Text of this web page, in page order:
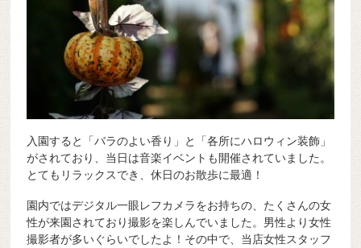
入園すると「バラのよい香り」と「各所にハロウィン装飾」
がされており、当日は音楽イベントも開催されていました。
とてもリラックスでき、休日のお散歩に最適！
園内ではデジタル一眼レフカメラをお持ちの、たくさんの女
性が来園されており撮影を楽しんでいました。男性より女性
撮影者が多いぐらいでしたよ！その中で、当店女性スタッフ